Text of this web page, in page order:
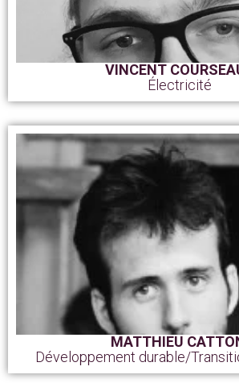
VINCENT
Électricité
MATTHIEU
Développement durable/